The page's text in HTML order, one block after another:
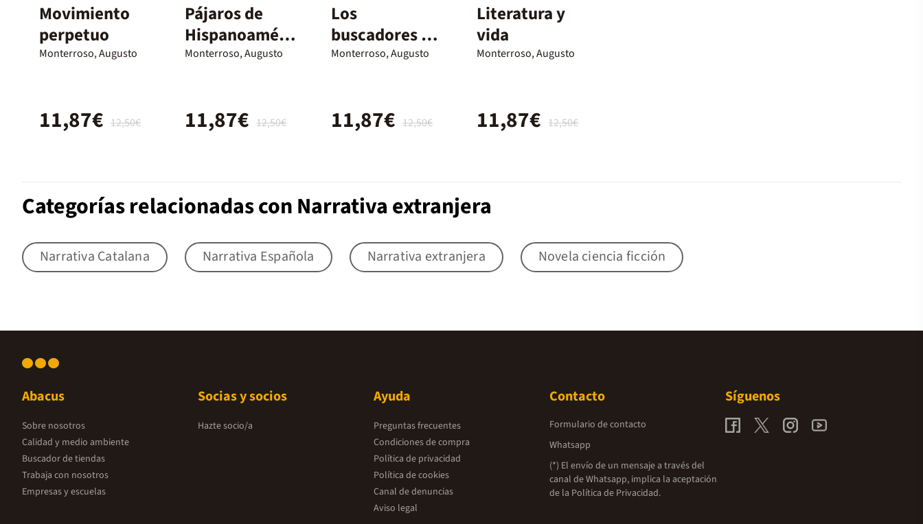
Movimiento
perpetuo
Monterroso, Augusto
12,50€
11,87€
Pájaros de
Hispanoaméri
ca
Monterroso, Augusto
12,50€
11,87€
Los
buscadores de
oro
Monterroso, Augusto
12,50€
11,87€
Literatura y
vida
Monterroso, Augusto
12,50€
11,87€
Categorías relacionadas con Narrativa extranjera
Narrativa Catalana Narrativa Española Narrativa extranjera Novela ciencia ficción
Abacus
Sobre nosotros
Calidad y medio ambiente
Buscador de tiendas
Trabaja con nosotros
Empresas y escuelas
Socias y socios
Hazte socio/a
Ayuda
Preguntas frecuentes
Condiciones de compra
Política de privacidad
Política de cookies
Canal de denuncias
Aviso legal
Contacto
Formulario de contacto
Whatsapp
(*) El envío de un mensaje a través del
canal de Whatsapp, implica la aceptación
de la Política de Privacidad.
Síguenos